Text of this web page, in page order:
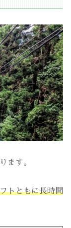
ます。
トともに長時間